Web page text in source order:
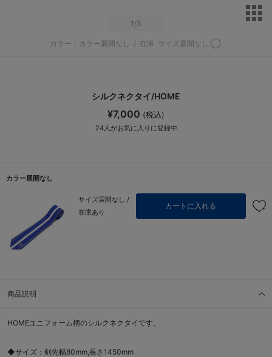
1 /3
カラー：カラー展開なし / 在庫 サイズ展開なし:◯
シルクネクタイ/HOME
¥7,000 (税込)
24 人がお気に入りに登録中
カラー展開なし
サイズ展開なし /
在庫あり
カートに入れる
商品説明
HOMEユニフォーム柄のシルクネクタイです。
◆サイズ：剣先幅80mm,長さ1450mm